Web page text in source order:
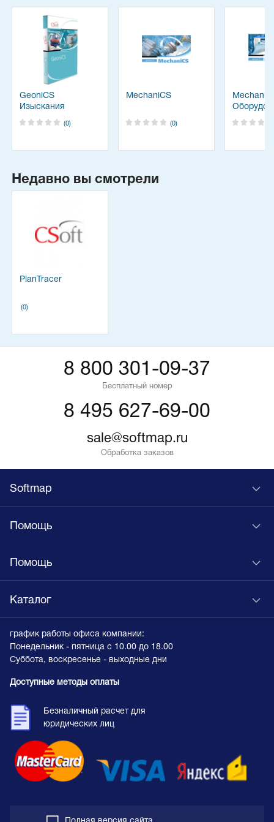
GeoniCS
Изыскания
(0)
MechaniCS
(0)
Недавно вы смотрели
PlanTracer
(0)
8 800 301-09-37
Бесплатный номер
8 495 627-69-00
sale@softmap.ru
Обработка заказов
Softmap
Помощь
Помощь
Каталог
график работы офиса компании:
Понедельник - пятница с 10.00 до 18.00
Суббота, воскресенье - выходные дни
Доступные методы оплаты
Безналичный расчет для
юридических лиц